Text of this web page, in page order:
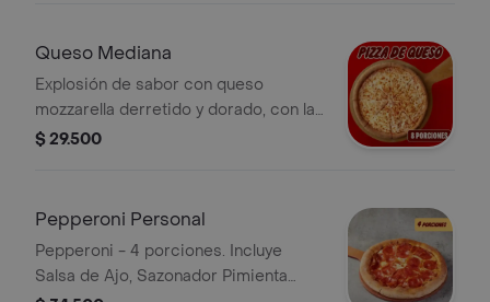
Pimienta Roja y Pepperoncini.
Queso Mediana
Explosión de sabor con queso
mozzarella derretido y dorado, con la
salsa pizza de Papa Johns con su
Pimienta Roja y Pepperoncini.
$ 29.500
Pepperoni Personal
Pepperoni - 4 porciones. Incluye
Salsa de Ajo, Sazonador Pimienta